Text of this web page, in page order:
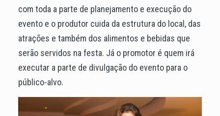
com toda a parte de planejamento e execução do
evento e o produtor cuida da estrutura do local, das
atrações e também dos alimentos e bebidas que
serão servidos na festa. Já o promotor é quem irá
executar a parte de divulgação do evento para o
público-alvo.